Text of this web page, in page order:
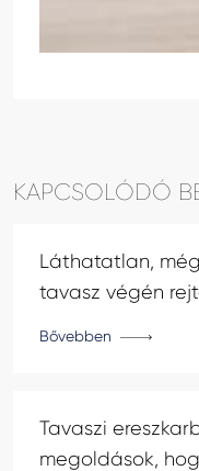
KAPCSOLÓDÓ
Láthatatlan,
tavasz végén
Bővebben
Tavaszi
megoldások,